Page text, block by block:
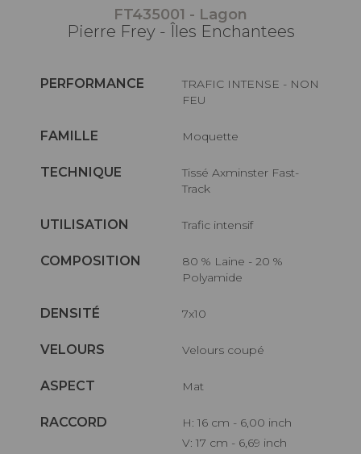
FT435001 - Lagon
Pierre Frey - Îles Enchantees
PERFORMANCE
TRAFIC INTENSE - NON
FEU
FAMILLE Moquette
TECHNIQUE
Tissé Axminster Fast-
Track
UTILISATION Trafic intensif
COMPOSITION
80 % Laine - 20 %
Polyamide
DENSITÉ 7x10
VELOURS Velours coupé
ASPECT Mat
RACCORD
H: 16 cm - 6,00 inch
V: 17 cm - 6,69 inch